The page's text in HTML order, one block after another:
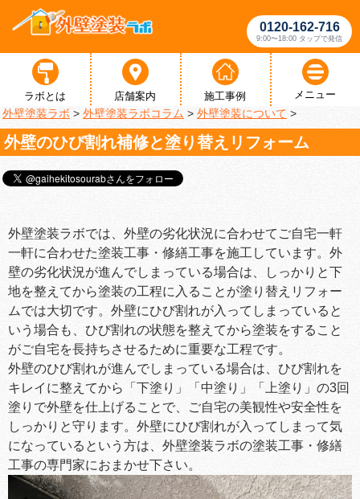
0120-162-716
9:00〜18:00 タップで発信
ラボとは 店舗案内 施工事例 メニュー
外壁塗装ラボ > 外壁塗装ラボコラム > 外壁塗装について >
外壁のひび割れ補修と塗り替えリフォーム
外壁塗装ラボでは、外壁の劣化状況に合わせてご自宅一軒
一軒に合わせた塗装工事・修繕工事を施工しています。外
壁の劣化状況が進んでしまっている場合は、しっかりと下
地を整えてから塗装の工程に入ることが塗り替えリフォー
ムでは大切です。外壁にひび割れが入ってしまっていると
いう場合も、ひび割れの状態を整えてから塗装をすること
がご自宅を長持ちさせるために重要な工程です。
外壁のひび割れが進んでしまっている場合は、ひび割れを
キレイに整えてから「下塗り」「中塗り」「上塗り」の3回
塗りで外壁を仕上げることで、ご自宅の美観性や安全性を
しっかりと守ります。外壁にひび割れが入ってしまって気
になっているという方は、外壁塗装ラボの塗装工事・修繕
工事の専門家におまかせ下さい。